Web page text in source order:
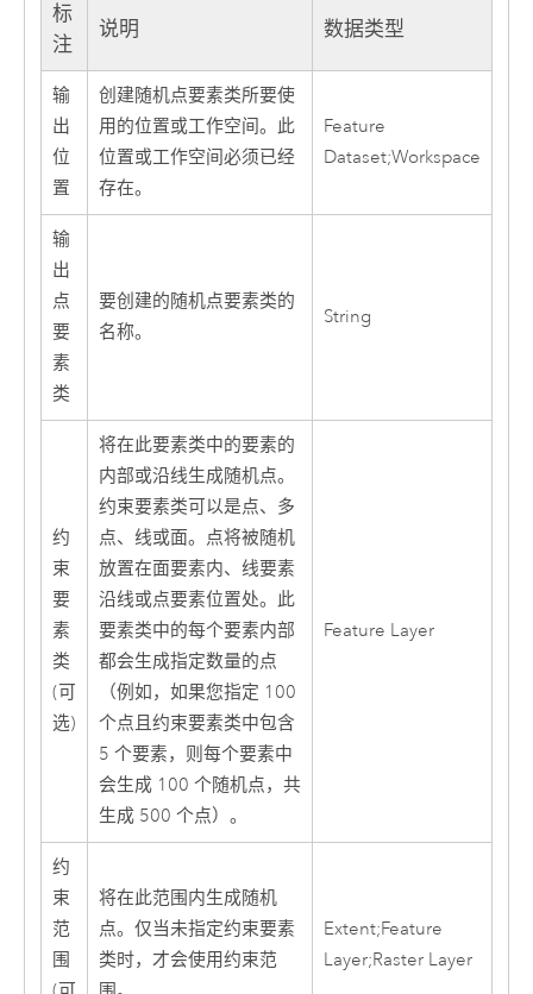
标
注
说明 数据类型
输
出
位
置
创建随机点要素类所要使
用的位置或工作空间。此
位置或工作空间必须已经
存在。
Feature
Dataset;Workspace
输
出
点
要
素
类
要创建的随机点要素类的
名称。
String
约
束
要
素
类
(可
选)
将在此要素类中的要素的
内部或沿线生成随机点。
约束要素类可以是点、多
点、线或面。点将被随机
放置在面要素内、线要素
沿线或点要素位置处。此
要素类中的每个要素内部
都会生成指定数量的点
（例如，如果您指定 100
个点且约束要素类中包含
5 个要素，则每个要素中
会生成 100 个随机点，共
生成 500 个点）。
Feature Layer
约
束
范
围
将在此范围内生成随机
点。仅当未指定约束要素
类时，才会使用约束范
Extent;Feature
Layer;Raster Layer